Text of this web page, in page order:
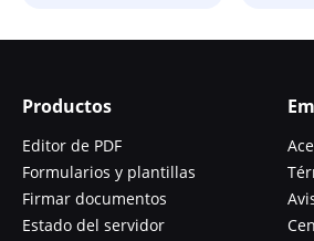
Productos
Editor de PDF
Formularios y plantillas
Firmar documentos
Estado del servidor